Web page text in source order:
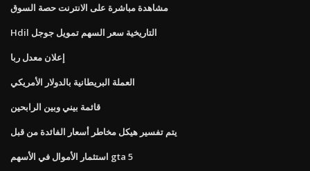
مشاهدة مباشرة على الانترنت حصة السوق
Hdil التاريخية سعر السهم تمويل جوجل
إعلان معدل ربا
العملة البريطانية بالدولار الأمريكي
قائمة بيني وبين الرابحين
يتم تفسير هيكل مخاطر أسعار الفائدة من قبل
استثمار الأموال في الأسهم gta 5